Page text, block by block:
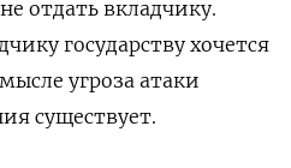
отдать вкладчику.
государству хочется
угроза атаки
существует.